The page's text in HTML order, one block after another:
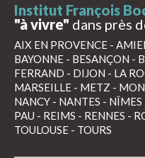
Institut François
"à vivre" dans près
AIX EN PROVENCE -
BAYONNE - BESANÇON -
FERRAND - DIJON - LA
MARSEILLE - METZ -
NANCY - NANTES - NÎMES
PAU - REIMS - RENNES -
TOULOUSE - TOURS